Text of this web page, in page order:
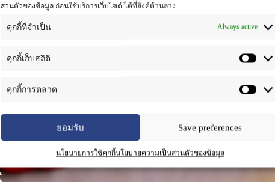
ส่วนตัวของข้อมูล ก่อนใช้บริการเว็บไซต์ ได้ที่ลิงค์ด้านล่าง
คุกกี้ที่จำเป็น Always active
คุกกี้เก็บสถิติ
คุกกี้การตลาด
ยอมรับ Save preferences
นโยบายการใช้คุกกี้นโยบายความเป็นส่วนตัวของข้อมูล